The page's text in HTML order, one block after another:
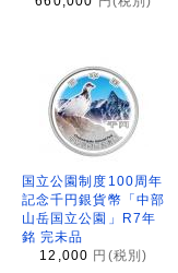
国立公園制度100周年
記念千円銀貨幣「中部
山岳国立公園」R7年
銘 完未品
12,000 円(税別)